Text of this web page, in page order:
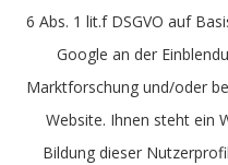
6 Abs. 1 lit.f DSGVO auf
Google an der
Marktforschung und/oder
Website. Ihnen steht ein
Bildung dieser